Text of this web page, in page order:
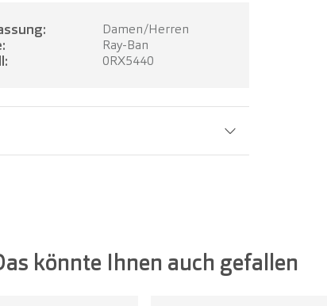
Damen/Herren
Ray-Ban
0RX5440
könnte Ihnen auch gefallen